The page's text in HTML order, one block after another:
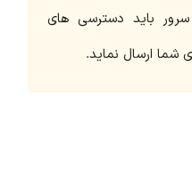
باید دسترسی های
شما ارسال نماید.